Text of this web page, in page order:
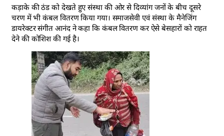
कड़ाके की ठंड को देखते हुए संस्था की ओर से दिव्यांग जनों के बीच दूसरे
चरण में भी कंबल वितरण किया गया। समाजसेवी एवं संस्था के मैनेजिंग
डायरेक्टर संगीत आनंद ने कहा कि कंबल वितरण कर ऐसे बेसहारों को राहत
देने की कोशिश की गई है।